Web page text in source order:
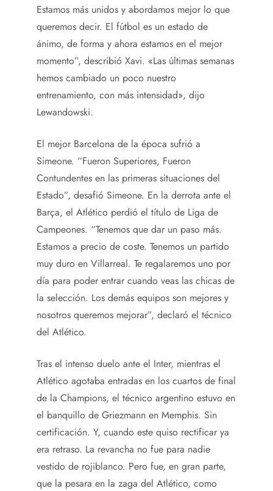
Estamos más unidos y abordamos mejor lo que
queremos decir. El fútbol es un estado de
ánimo, de forma y ahora estamos en el mejor
momento”, describió Xavi. «Las últimas semanas
hemos cambiado un poco nuestro
entrenamiento, con más intensidad», dijo
Lewandowski.
El mejor Barcelona de la época sufrió a
Simeone. “Fueron Superiores, Fueron
Contundentes en las primeras situaciones del
Estado”, desafió Simeone. En la derrota ante el
Barça, el Atlético perdió el título de Liga de
Campeones. “Tenemos que dar un paso más.
Estamos a precio de coste. Tenemos un partido
muy duro en Villarreal. Te regalaremos uno por
día para poder entrar cuando veas las chicas de
la selección. Los demás equipos son mejores y
nosotros queremos mejorar”, declaró el técnico
del Atlético.
Tras el intenso duelo ante el Inter, mientras el
Atlético agotaba entradas en los cuartos de final
de la Champions, el técnico argentino estuvo en
el banquillo de Griezmann en Memphis. Sin
certificación. Y, cuando este quiso rectificar ya
era retraso. La revancha no fue para nadie
vestido de rojiblanco. Pero fue, en gran parte,
que la pesara en la zaga del Atlético, como